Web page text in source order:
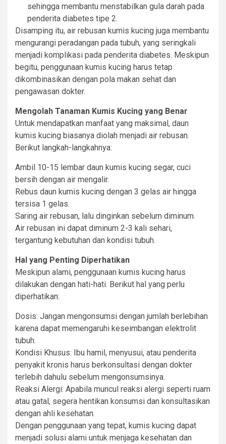
sehingga membantu menstabilkan gula darah pada
penderita diabetes tipe 2.
Disamping itu, air rebusan kumis kucing juga membantu
mengurangi peradangan pada tubuh, yang seringkali
menjadi komplikasi pada penderita diabetes. Meskipun
begitu, penggunaan kumis kucing harus tetap
dikombinasikan dengan pola makan sehat dan
pengawasan dokter.
Mengolah Tanaman Kumis Kucing yang Benar
Untuk mendapatkan manfaat yang maksimal, daun
kumis kucing biasanya diolah menjadi air rebusan.
Berikut langkah-langkahnya:
Ambil 10-15 lembar daun kumis kucing segar, cuci
bersih dengan air mengalir.
Rebus daun kumis kucing dengan 3 gelas air hingga
tersisa 1 gelas.
Saring air rebusan, lalu dinginkan sebelum diminum.
Air rebusan ini dapat diminum 2-3 kali sehari,
tergantung kebutuhan dan kondisi tubuh.
Hal yang Penting Diperhatikan
Meskipun alami, penggunaan kumis kucing harus
dilakukan dengan hati-hati. Berikut hal yang perlu
diperhatikan:
Dosis: Jangan mengonsumsi dengan jumlah berlebihan
karena dapat memengaruhi keseimbangan elektrolit
tubuh.
Kondisi Khusus: Ibu hamil, menyusui, atau penderita
penyakit kronis harus berkonsultasi dengan dokter
terlebih dahulu sebelum mengonsumsinya.
Reaksi Alergi: Apabila muncul reaksi alergi seperti ruam
atau gatal, segera hentikan konsumsi dan konsultasikan
dengan ahli kesehatan.
Dengan penggunaan yang tepat, kumis kucing dapat
menjadi solusi alami untuk menjaga kesehatan dan